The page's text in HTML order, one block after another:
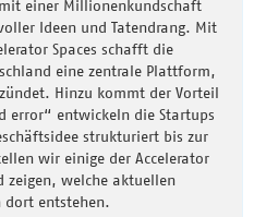
einer Millionenkundschaft
Ideen und Tatendrang. Mit
Spaces schafft die
eine zentrale Plattform,
Hinzu kommt der Vorteil
error“ entwickeln die Startups
strukturiert bis zur
wir einige der Accelerator
zeigen, welche aktuellen
entstehen.